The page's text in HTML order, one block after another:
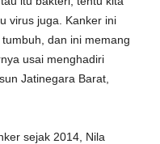
virus juga. Kanker ini
dan ini memang
usai menghadiri
Jatinegara Barat,
sejak 2014, Nila